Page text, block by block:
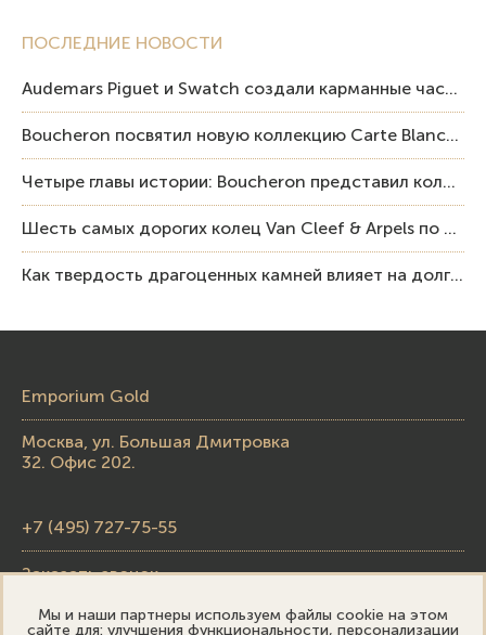
ПОСЛЕДНИЕ НОВОСТИ
Audemars Piguet и Swatch создали карманные часы в эстетике Royal Oak и Pop Art
Boucheron посвятил новую коллекцию Carte Blanche Human Being человеку и силе мастерства
Четыре главы истории: Boucheron представил коллекцию «Nom: Boucheron, Prénom: Frédéric»
Шесть самых дорогих колец Van Cleef & Arpels по итогам аукционов Sotheby’s
Как твердость драгоценных камней влияет на долговечность ювелирных изделий
Emporium Gold
Москва, ул. Большая Дмитровка
32. Офис 202.
+7 (495) 727-75-55
Заказать звонок
skupka@emporiumgold.com
Мы и наши партнеры используем файлы cookie на этом
сайте для: улучшения функциональности, персонализации